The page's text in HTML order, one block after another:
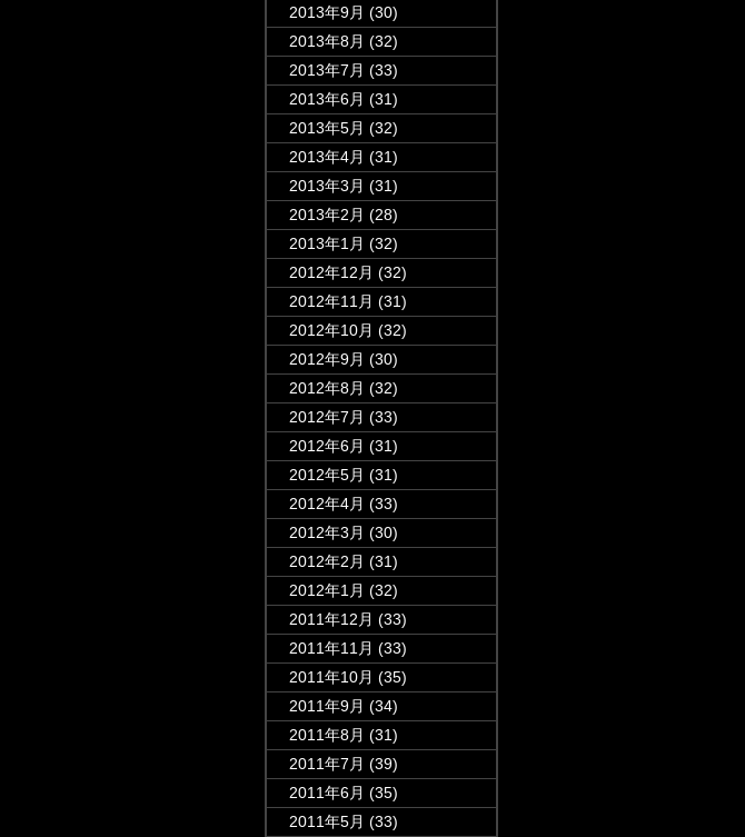
2013年9月 (30)
2013年8月 (32)
2013年7月 (33)
2013年6月 (31)
2013年5月 (32)
2013年4月 (31)
2013年3月 (31)
2013年2月 (28)
2013年1月 (32)
2012年12月 (32)
2012年11月 (31)
2012年10月 (32)
2012年9月 (30)
2012年8月 (32)
2012年7月 (33)
2012年6月 (31)
2012年5月 (31)
2012年4月 (33)
2012年3月 (30)
2012年2月 (31)
2012年1月 (32)
2011年12月 (33)
2011年11月 (33)
2011年10月 (35)
2011年9月 (34)
2011年8月 (31)
2011年7月 (39)
2011年6月 (35)
2011年5月 (33)